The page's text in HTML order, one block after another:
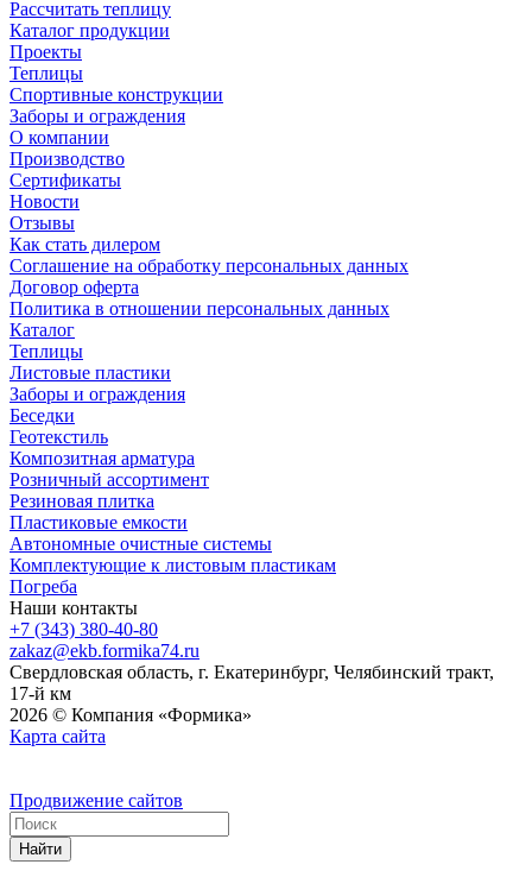
Рассчитать теплицу
Каталог продукции
Проекты
Теплицы
Спортивные конструкции
Заборы и ограждения
О компании
Производство
Сертификаты
Новости
Отзывы
Как стать дилером
Соглашение на обработку персональных данных
Договор оферта
Политика в отношении персональных данных
Каталог
Теплицы
Листовые пластики
Заборы и ограждения
Беседки
Геотекстиль
Композитная арматура
Розничный ассортимент
Резиновая плитка
Пластиковые емкости
Автономные очистные системы
Комплектующие к листовым пластикам
Погреба
Наши контакты
+7 (343) 380-40-80
zakaz@ekb.formika74.ru
Свердловская область, г. Екатеринбург, Челябинский тракт,
17-й км
2026 © Компания «Формика»
Карта сайта
Продвижение сайтов
Найти